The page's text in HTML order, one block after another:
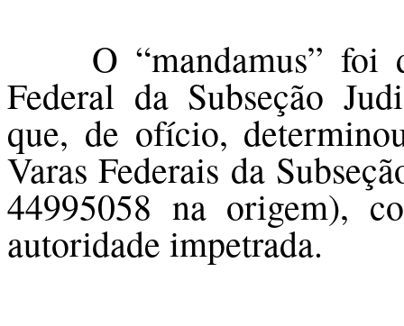
O “mandamus” foi
Federal da Subseção
que, de ofício,
Varas Federais da
44995058 na origem),
autoridade impetrada.